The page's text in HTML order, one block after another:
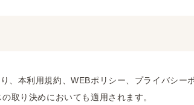
、本利用規約、WEBポリシー、プライバシー
取り決めにおいても適用されます。